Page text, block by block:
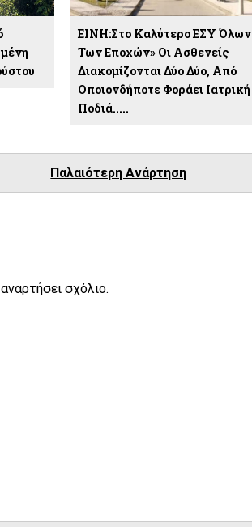
ΕΙΝΗ:Στο Καλύτερο ΕΣΥ Όλων
Των Εποχών» Οι Ασθενείς
Διακομίζονται Δύο Δύο, Από
Οποιονδήποτε Φοράει Ιατρική
Ποδιά.....
Παλαιότερη Ανάρτηση
σχόλιο.